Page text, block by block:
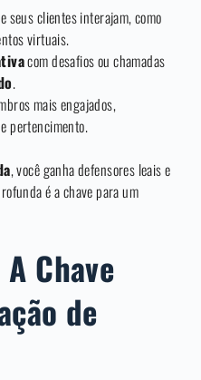
seus clientes interajam, como
virtuais.
com desafios ou chamadas
.
mais engajados,
pertencimento.
, você ganha defensores leais e
é a chave para um
Chave
de